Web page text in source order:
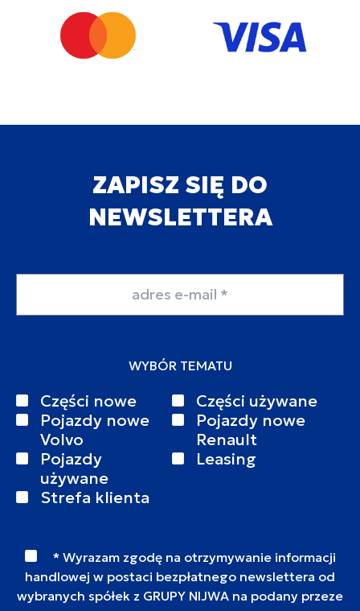
ZAPISZ SIĘ DO
NEWSLETTERA
WYBÓR TEMATU
Części nowe
Części używane
Pojazdy nowe
Volvo
Pojazdy nowe
Renault
Pojazdy
używane
Leasing
Strefa klienta
* Wyrazam zgodę na otrzymywanie informacji
handlowej w postaci bezpłatnego newslettera od
wybranych spółek z GRUPY NIJWA na podany przeze